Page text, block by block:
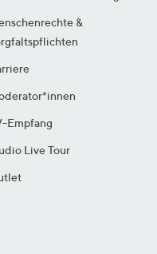
&
Empfang
Live Tour